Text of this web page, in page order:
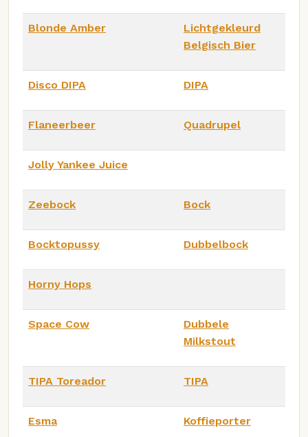
Blonde Amber
Lichtgekleurd
Belgisch Bier
Disco DIPA DIPA
Flaneerbeer Quadrupel
Jolly Yankee Juice
Zeebock Bock
Bocktopussy Dubbelbock
Horny Hops
Space Cow
Dubbele
Milkstout
TIPA Toreador TIPA
Esma Koffieporter